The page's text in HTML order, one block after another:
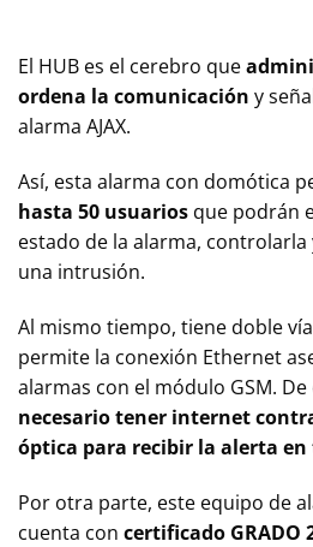
El HUB es el cerebro que
ordena la comunicación y
alarma AJAX.
Así, esta alarma con domótica
hasta 50 usuarios que podrán
estado de la alarma, controlarla
una intrusión.
Al mismo tiempo, tiene doble
permite la conexión Ethernet
alarmas con el módulo GSM.
necesario tener internet
óptica para recibir la alerta
Por otra parte, este equipo de
cuenta con certificado GRADO